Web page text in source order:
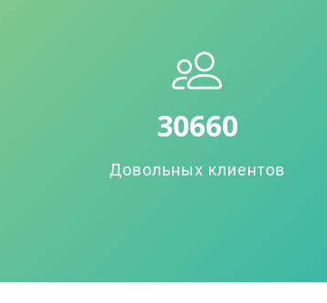
33726
Довольных клиентов